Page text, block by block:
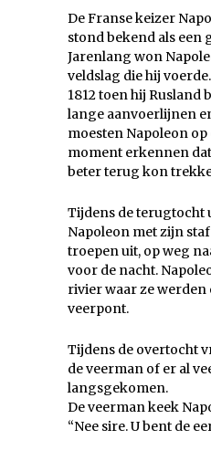
De Franse keizer
stond bekend als een
Jarenlang won
veldslag die hij
1812 toen hij Rusland
lange aanvoerlijnen
moesten Napoleon
moment erkennen
beter terug kon
Tijdens de terugtocht
Napoleon met zijn
troepen uit, op weg
voor de nacht.
rivier waar ze
veerpont.
Tijdens de overtocht
de veerman of er al
langsgekomen.
De veerman keek
“Nee sire. U bent de